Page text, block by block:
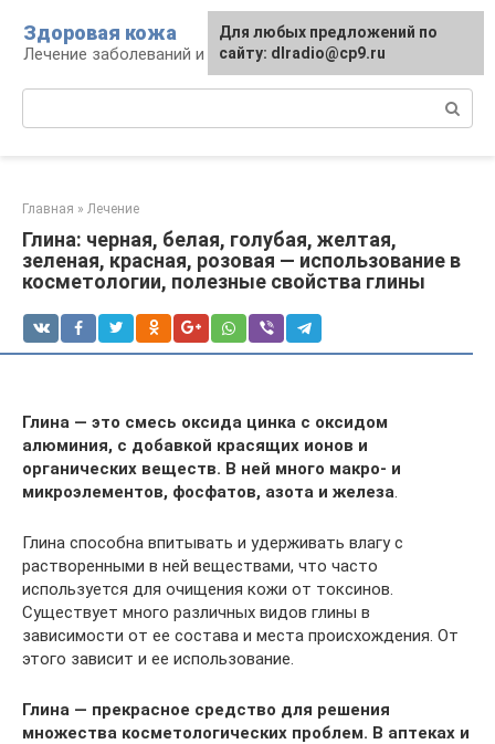
контенту
Здоровая кожа
Лечение заболеваний и уход за кожей
Главная » Лечение
Глина: черная, белая, голубая, желтая,
зеленая, красная, розовая — использование в
косметологии, полезные свойства глины
Глина — это смесь оксида цинка с оксидом
алюминия, с добавкой красящих ионов и
органических веществ. В ней много макро- и
микроэлементов, фосфатов, азота и железа.
Глина способна впитывать и удерживать влагу с
растворенными в ней веществами, что часто
используется для очищения кожи от токсинов.
Существует много различных видов глины в
зависимости от ее состава и места происхождения. От
этого зависит и ее использование.
Глина — прекрасное средство для решения
множества косметологических проблем. В аптеках и
Для любых предложений по
сайту: dlradio@cp9.ru